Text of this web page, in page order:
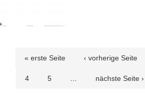
« erste Seite ‹ vorherige Seite
4 5 nächste Seite ›